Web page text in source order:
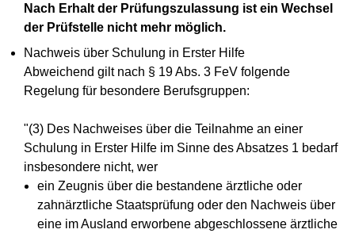
Nach Erhalt der Prüfungszulassung ist ein Wechsel
der Prüfstelle nicht mehr möglich.
Nachweis über Schulung in Erster Hilfe
Abweichend gilt nach § 19 Abs. 3 FeV folgende
Regelung für besondere Berufsgruppen:
"(3) Des Nachweises über die Teilnahme an einer
Schulung in Erster Hilfe im Sinne des Absatzes 1 bedarf
insbesondere nicht, wer
ein Zeugnis über die bestandene ärztliche oder
zahnärztliche Staatsprüfung oder den Nachweis über
eine im Ausland erworbene abgeschlossene ärztliche